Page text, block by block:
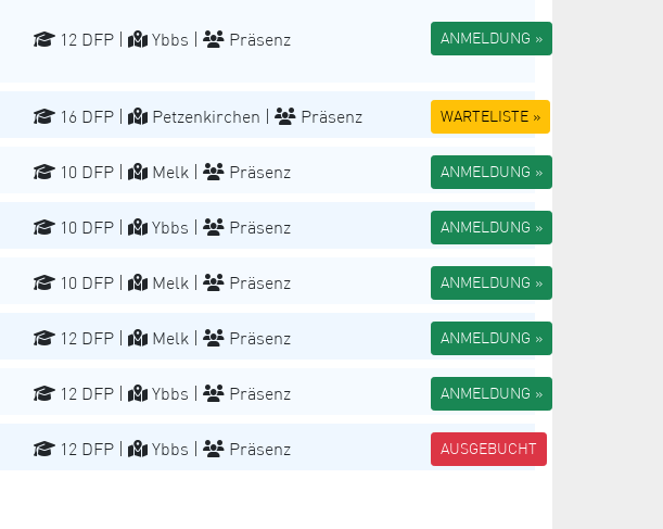
12 DFP | Ybbs | Präsenz ANMELDUNG »
16 DFP | Petzenkirchen | Präsenz WARTELISTE »
10 DFP | Melk | Präsenz ANMELDUNG »
10 DFP | Ybbs | Präsenz ANMELDUNG »
10 DFP | Melk | Präsenz ANMELDUNG »
12 DFP | Melk | Präsenz ANMELDUNG »
12 DFP | Ybbs | Präsenz ANMELDUNG »
12 DFP | Ybbs | Präsenz AUSGEBUCHT